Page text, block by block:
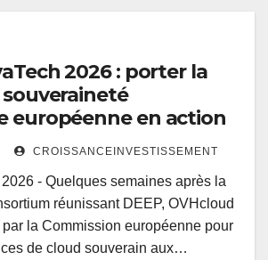
2026 : porter la
souveraineté
européenne en action
CROISSANCEINVESTISSEMENT
- Quelques semaines après la
réunissant DEEP, OVHcloud
la Commission européenne pour
de cloud souverain aux…